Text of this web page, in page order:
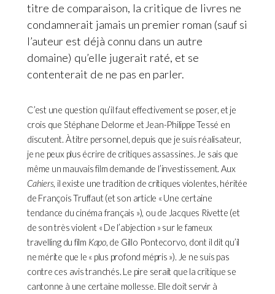
titre de comparaison, la critique de livres ne
condamnerait jamais un premier roman (sauf si
l’auteur est déjà connu dans un autre
domaine) qu’elle jugerait raté, et se
contenterait de ne pas en parler.
C’est une question qu’il faut effectivement se poser, et je
crois que Stéphane Delorme et Jean-Philippe Tessé en
discutent. À titre personnel, depuis que je suis réalisateur,
je ne peux plus écrire de critiques assassines. Je sais que
même un mauvais film demande de l’investissement. Aux
Cahiers, il existe une tradition de critiques violentes, héritée
de François Truffaut (et son article « Une certaine
tendance du cinéma français »), ou de Jacques Rivette (et
de son très violent « De l’abjection » sur le fameux
travelling du film Kapo, de Gillo Pontecorvo, dont il dit qu’il
ne mérite que le « plus profond mépris »). Je ne suis pas
contre ces avis tranchés. Le pire serait que la critique se
cantonne à une certaine mollesse. Elle doit servir à